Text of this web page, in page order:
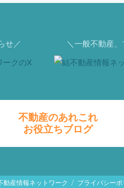
せ／ ＼一般不動産
不動産のあれこれ
お役立ちブログ
動産情報ネットワーク プライバシーポ